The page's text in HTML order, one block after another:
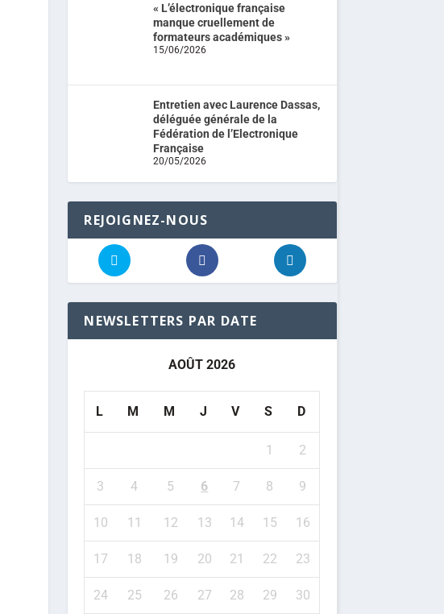
« L’électronique française
manque cruellement de
formateurs académiques »
15/06/2026
Entretien avec Laurence Dassas,
déléguée générale de la
Fédération de l’Electronique
Française
20/05/2026
REJOIGNEZ-NOUS
NEWSLETTERS PAR DATE
AOÛT 2026
L M M J V S D
1 2
3 4 5 6 7 8 9
10 11 12 13 14 15 16
17 18 19 20 21 22 23
24 25 26 27 28 29 30